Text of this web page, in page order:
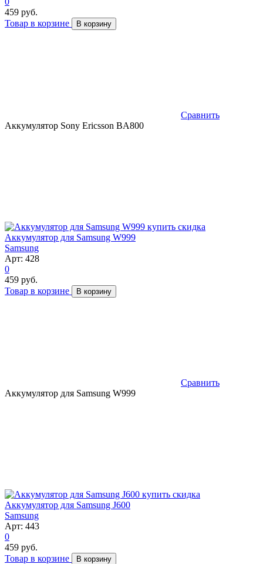
459 руб.
Товар в корзине
В корзину
Сравнить
Аккумулятор Sony Ericsson BA800
скидка
Аккумулятор для Samsung W999
Samsung
Арт: 428
0
459 руб.
Товар в корзине
В корзину
Сравнить
Аккумулятор для Samsung W999
скидка
Аккумулятор для Samsung J600
Samsung
Арт: 443
0
459 руб.
Товар в корзине
В корзину